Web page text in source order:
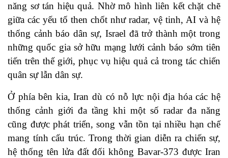
năng sơ tán hiệu quả. Nhờ mô hình liên kết chặt chẽ
giữa các yếu tố then chốt như radar, vệ tinh, AI và hệ
thống cảnh báo dân sự, Israel đã trở thành một trong
những quốc gia sở hữu mạng lưới cảnh báo sớm tiên
tiến trên thế giới, phục vụ hiệu quả cả trong tác chiến
quân sự lẫn dân sự.
Ở phía bên kia, Iran dù có nỗ lực nội địa hóa các hệ
thống cảnh giới đa tầng khi một số radar đa năng
cũng được phát triển, song vẫn tồn tại nhiều hạn chế
mang tính cấu trúc. Trong thời gian diễn ra chiến sự,
hệ thống tên lửa đất đối không Bavar-373 được Iran